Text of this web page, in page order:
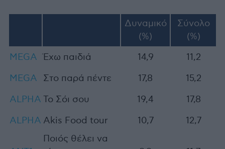
Δυναμικό
(%)
Σύνολο
(%)
MEGA
Έχω παιδιά 14,9
11,2
MEGA
Στο παρά πέντε 17,8
15,2
ALPHA Το Σόι σου 19,4
17,8
ALPHA Akis Food tour 10,7 12,7
Ποιός θέλει να